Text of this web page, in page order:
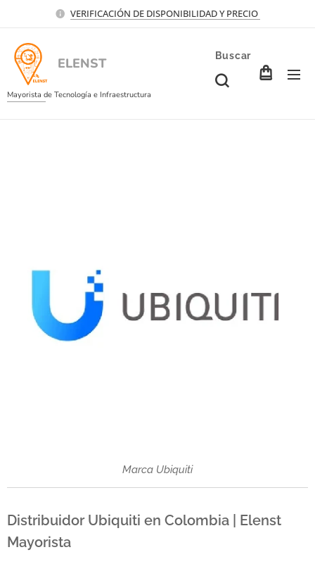
VERIFICACIÓN DE DISPONIBILIDAD Y PRECIO
ELENST
Mayorista de Tecnología e Infraestructura
Buscar
Marca Ubiquiti
Distribuidor Ubiquiti en Colombia | Elenst
Mayorista